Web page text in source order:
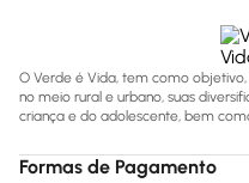
O Verde é Vida, tem como
no meio rural e urbano, suas
criança e do adolescente, bem
Formas de Pagamento